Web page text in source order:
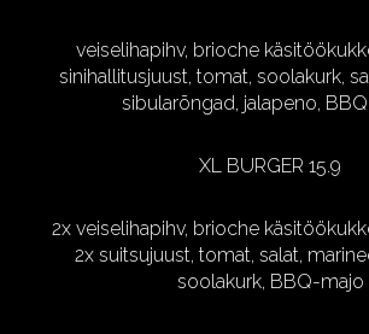
veiselihapihv, brioche
sinihallitusjuust, tomat, soolakurk,
sibularõngad, jalapeno,
XL BURGER 15.9
2x veiselihapihv, brioche
2x suitsujuust, tomat, salat,
soolakurk, BBQ-majo